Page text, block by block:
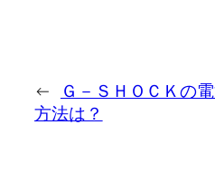
←
Ｇ－ＳＨＯＣＫの
方法は？